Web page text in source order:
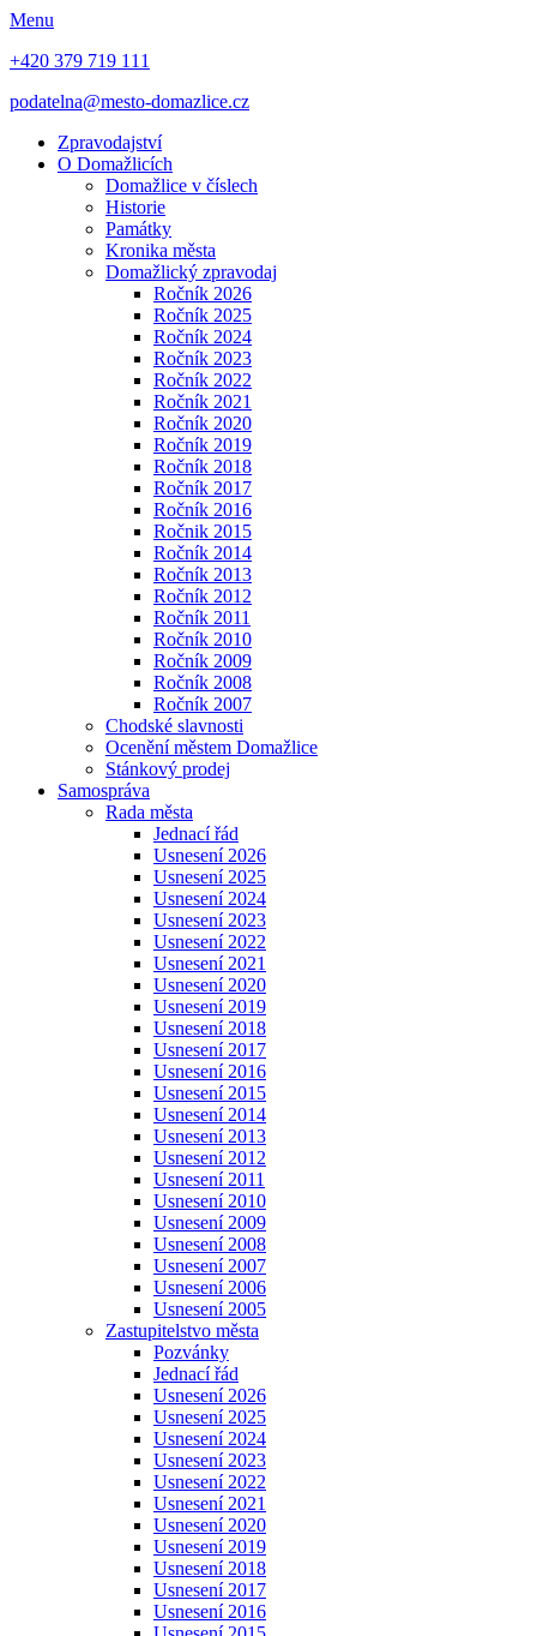
Menu
+420 379 719 111
podatelna@mesto-domazlice.cz
Zpravodajství
O Domažlicích
Domažlice v číslech
Historie
Památky
Kronika města
Domažlický zpravodaj
Ročník 2026
Ročník 2025
Ročník 2024
Ročník 2023
Ročník 2022
Ročník 2021
Ročník 2020
Ročník 2019
Ročník 2018
Ročník 2017
Ročník 2016
Ročnik 2015
Ročník 2014
Ročník 2013
Ročník 2012
Ročník 2011
Ročník 2010
Ročník 2009
Ročník 2008
Ročník 2007
Chodské slavnosti
Ocenění městem Domažlice
Stánkový prodej
Samospráva
Rada města
Jednací řád
Usnesení 2026
Usnesení 2025
Usnesení 2024
Usnesení 2023
Usnesení 2022
Usnesení 2021
Usnesení 2020
Usnesení 2019
Usnesení 2018
Usnesení 2017
Usnesení 2016
Usnesení 2015
Usnesení 2014
Usnesení 2013
Usnesení 2012
Usnesení 2011
Usnesení 2010
Usnesení 2009
Usnesení 2008
Usnesení 2007
Usnesení 2006
Usnesení 2005
Zastupitelstvo města
Pozvánky
Jednací řád
Usnesení 2026
Usnesení 2025
Usnesení 2024
Usnesení 2023
Usnesení 2022
Usnesení 2021
Usnesení 2020
Usnesení 2019
Usnesení 2018
Usnesení 2017
Usnesení 2016